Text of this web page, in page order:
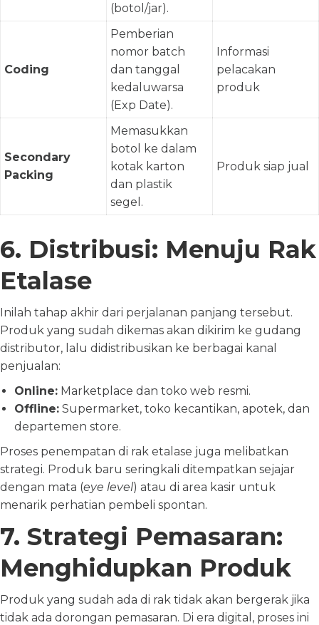
(botol/jar).
Coding
Pemberian
nomor batch
dan tanggal
kedaluwarsa
(Exp Date).
Informasi
pelacakan
produk
Secondary
Packing
Memasukkan
botol ke dalam
kotak karton
dan plastik
segel.
Produk siap jual
6. Distribusi: Menuju Rak
Etalase
Inilah tahap akhir dari perjalanan panjang tersebut.
Produk yang sudah dikemas akan dikirim ke gudang
distributor, lalu didistribusikan ke berbagai kanal
penjualan:
Online: Marketplace dan toko web resmi.
Offline: Supermarket, toko kecantikan, apotek, dan
departemen store.
Proses penempatan di rak etalase juga melibatkan
strategi. Produk baru seringkali ditempatkan sejajar
dengan mata (eye level) atau di area kasir untuk
menarik perhatian pembeli spontan.
7. Strategi Pemasaran:
Menghidupkan Produk
Produk yang sudah ada di rak tidak akan bergerak jika
tidak ada dorongan pemasaran. Di era digital, proses ini